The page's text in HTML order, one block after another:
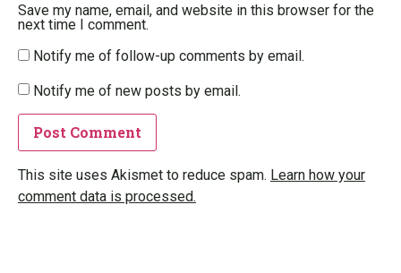
Save my name, email, and website in this browser for the
next time I comment.
Notify me of follow-up comments by email.
Notify me of new posts by email.
This site uses Akismet to reduce spam. Learn how your
comment data is processed.